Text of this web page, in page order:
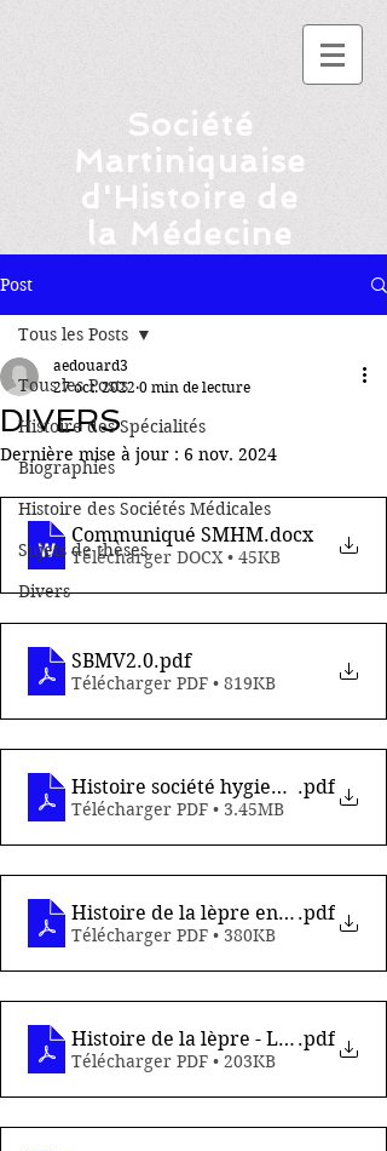
Société
Martiniquaise
d'Histoire de
la Médecine
Bienvenue sur notre site.
Merci de consulter la
rubrique "A propos" avant
de visiter le blog
Post
Tous les Posts
Histoire des Spécialités
Biographies
Histoire des Sociétés Médicales
Sujets de thèses
Divers
Tous les Posts
DIVERS
aedouard3
27 oct. 2022 0 min de lecture
Dernière mise à jour : 6 nov. 2024
Communiqué SMHM.docx
Télécharger DOCX • 45KB
SBMV2.0.pdf
Télécharger PDF • 819KB
Histoire société hygiene par Daniel
.pdf
Télécharger PDF • 3.45MB
Histoire de la lèpre en Martinique
.pdf
Télécharger PDF • 380KB
Histoire de la lèpre - La Désirade
.pdf
Télécharger PDF • 203KB